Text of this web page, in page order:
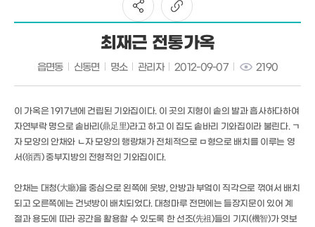
최재근 전통가옥
읍면동 신동면 명소 관리자 2012-09-07 2190
이 가옥은 1917년에 건립된 기와집이다. 이 곳의 지형이 솥의 발과 흡사하다하여
자연부락 명으로 솥바리(鼎足里)라고 하고 이 집도 솥바리 기와집이라 불린다. ㄱ
자 모양의 안채와 ㄴ자 모양의 행랑채가 전체적으로 ㅁ형으로 배치를 이루는 영
서(嶺西) 중부지방의 전형적인 기와집이다.
안채는 대청(大廳)을 중심으로 왼쪽에 웃방, 안방과 부엌이 직각으로 꺾여서 배치
되고 오른쪽에는 건넛방이 배치되었다. 대청마루 전면에는 들장지문이 있어 계
절과 용도에 따라 공간을 활용할 수 있도록 한 선조(先祖)들의 기지(機智)가 엿보